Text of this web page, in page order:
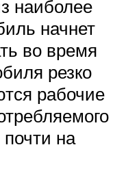
наиболее
начнет
во время
резко
рабочие
на